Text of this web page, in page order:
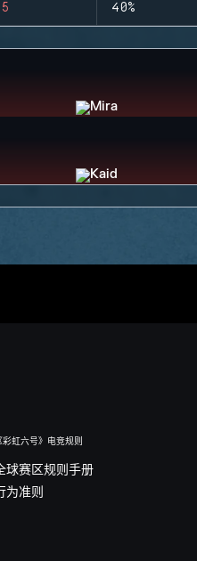
40%
彩虹六号》电竞规则
球赛区规则手册
为准则